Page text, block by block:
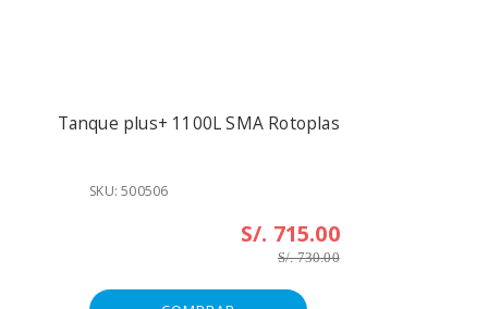
Tanque plus+ 1100L SMA Rotoplas
SKU: 500506
S/. 730.00
S/. 715.00